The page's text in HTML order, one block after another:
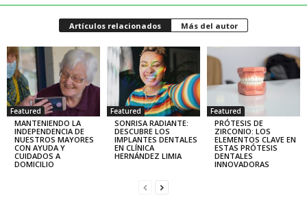
Artículos relacionados Más del autor
Featured
MANTENIENDO LA
INDEPENDENCIA DE
NUESTROS MAYORES
CON AYUDA Y
CUIDADOS A
DOMICILIO
Featured
SONRISA RADIANTE:
DESCUBRE LOS
IMPLANTES DENTALES
EN CLÍNICA
HERNÁNDEZ LIMIA
Featured
PRÓTESIS DE
ZIRCONIO: LOS
ELEMENTOS CLAVE EN
ESTAS PRÓTESIS
DENTALES
INNOVADORAS